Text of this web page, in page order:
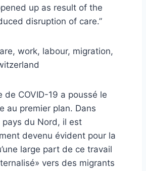
up as result of the
disruption of care.”
work, labour, migration,
de COVID-19 a poussé le
au premier plan. Dans
du Nord, il est
devenu évident pour la
large part de ce travail
vers des migrants